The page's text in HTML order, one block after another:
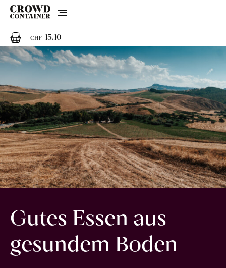
Menu
CHF 15.101 Artikel im Warenkorb
Gutes Essen aus
gesundem Boden